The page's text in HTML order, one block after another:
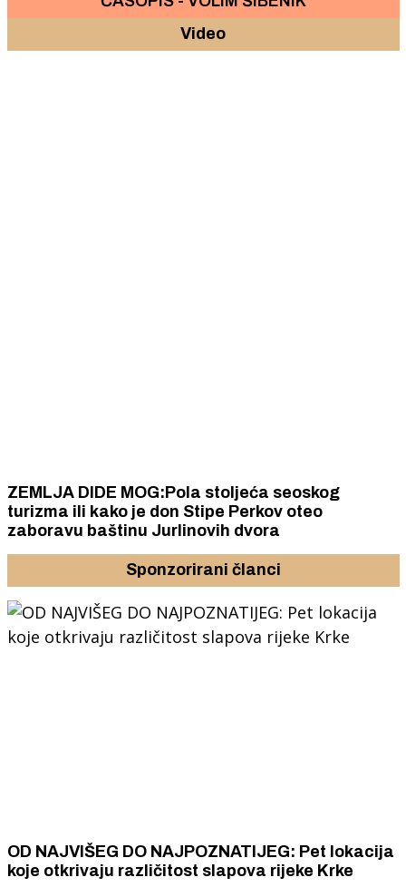
Video
ZEMLJA DIDE MOG:Pola stoljeća seoskog
turizma ili kako je don Stipe Perkov oteo
zaboravu baštinu Jurlinovih dvora
Sponzorirani članci
OD NAJVIŠEG DO NAJPOZNATIJEG: Pet lokacija
koje otkrivaju različitost slapova rijeke Krke